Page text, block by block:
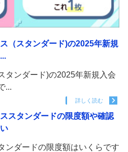
（スタンダード)の2025年新規
タンダード)の2025年新規入会
...
詳しく読む
スタンダードの限度額や確認
ンダードの限度額はいくらです